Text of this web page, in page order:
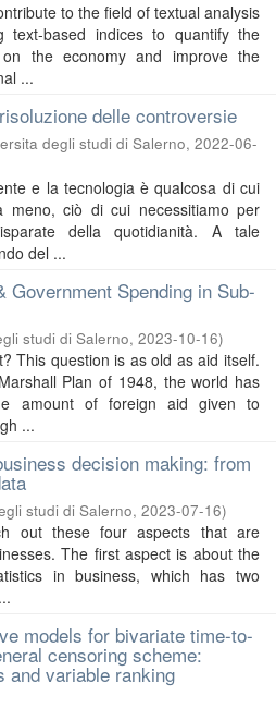
to the field of textual analysis
text-based indices to quantify the
the economy and improve the
...
delle controversie
degli studi di Salerno, 2022-06-
e la tecnologia è qualcosa di cui
ciò di cui necessitiamo per
della quotidianità. A tale
del ...
Government Spending in Sub-
studi di Salerno, 2023-10-16)
This question is as old as aid itself.
Plan of 1948, the world has
amount of foreign aid given to
...
decision making: from
studi di Salerno, 2023-07-16)
out these four aspects that are
The first aspect is about the
in business, which has two
models for bivariate time-to-
censoring scheme:
and variable ranking